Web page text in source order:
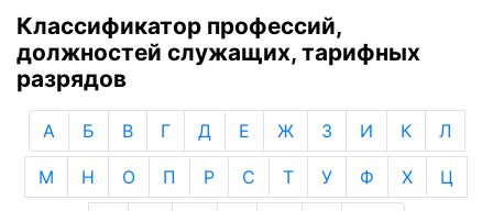
Классификатор профессий,
должностей служащих, тарифных
разрядов
А Б В Г Д Е Ж З И К Л
М Н О П Р С Т У Ф Х Ц